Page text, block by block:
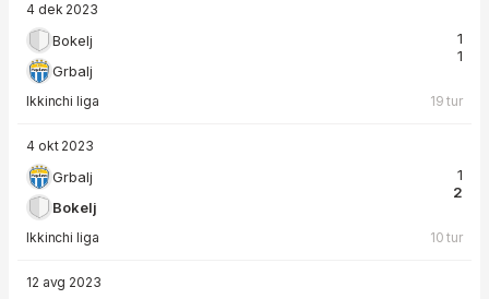
4 dek 2023
Bokelj
Grbalj
1
1
Ikkinchi liga 19 tur
4 okt 2023
Grbalj
Bokelj
1
2
Ikkinchi liga 10 tur
12 avg 2023